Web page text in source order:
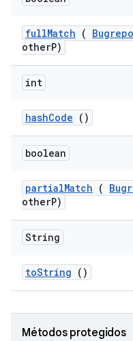
fullMatch (
otherP)
int
hashCode ()
boolean
partialMatch (
otherP)
String
toString ()
Métodos protegidos